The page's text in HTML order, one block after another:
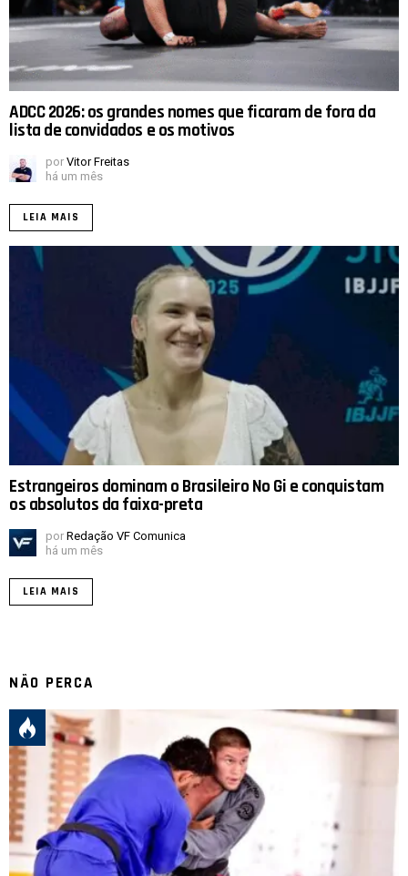
ADCC 2026: os grandes nomes que ficaram de fora da
lista de convidados e os motivos
por Vitor Freitas
há um mês
LEIA MAIS
Estrangeiros dominam o Brasileiro No Gi e conquistam
os absolutos da faixa-preta
por Redação VF Comunica
há um mês
LEIA MAIS
NÃO PERCA